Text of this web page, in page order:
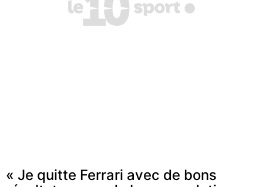
« Je quitte Ferrari avec de bons